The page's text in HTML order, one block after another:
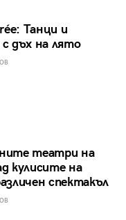
Танци и
дъх на лято
театри на
кулисите на
спектакъл